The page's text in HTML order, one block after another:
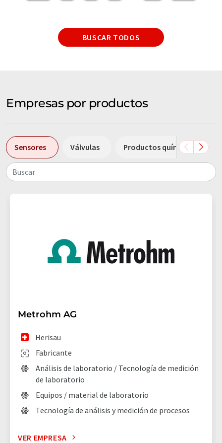
BUSCAR TODOS
Empresas por productos
Sensores Válvulas Productos químicos
Buscar
Metrohm AG
Fabricante
Herisau
Análisis de laboratorio / Tecnología de medición
de laboratorio
Equipos / material de laboratorio
Tecnología de análisis y medición de procesos
VER EMPRESA